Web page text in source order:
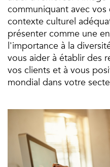
communiquant avec
contexte culturel
présenter comme une
l'importance à la
vous aider à établir des
vos clients et à vous
mondial dans votre